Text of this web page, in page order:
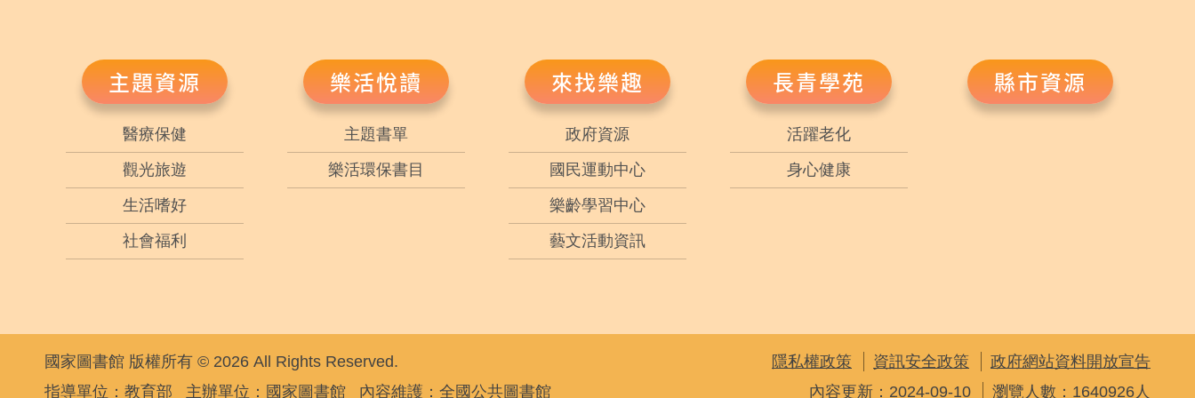
主題資源
醫療保健
觀光旅遊
生活嗜好
社會福利
樂活悅讀
主題書單
樂活環保書目
來找樂趣
政府資源
國民運動中心
樂齡學習中心
藝文活動資訊
長青學苑
活躍老化
身心健康
縣市資源
國家圖書館 版權所有 © 2026 All Rights Reserved.
指導單位：教育部
主辦單位：國家圖書館 內容維護：全國公共圖書館
隱私權政策 資訊安全政策
政府網站資料開放宣告
內容更新：2024-09-10
瀏覽人數：1640926人